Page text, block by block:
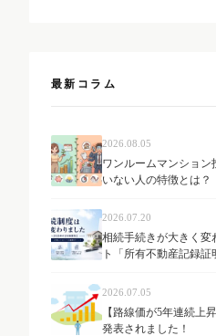
最新コラム
2026.08.05
ワンルームマンション
いない人の特徴とは？
2026.07.20
相続手続きが大きく変
ト「所有不動産記録
2026.07.05
【路線価が5年連続上
発表されました！